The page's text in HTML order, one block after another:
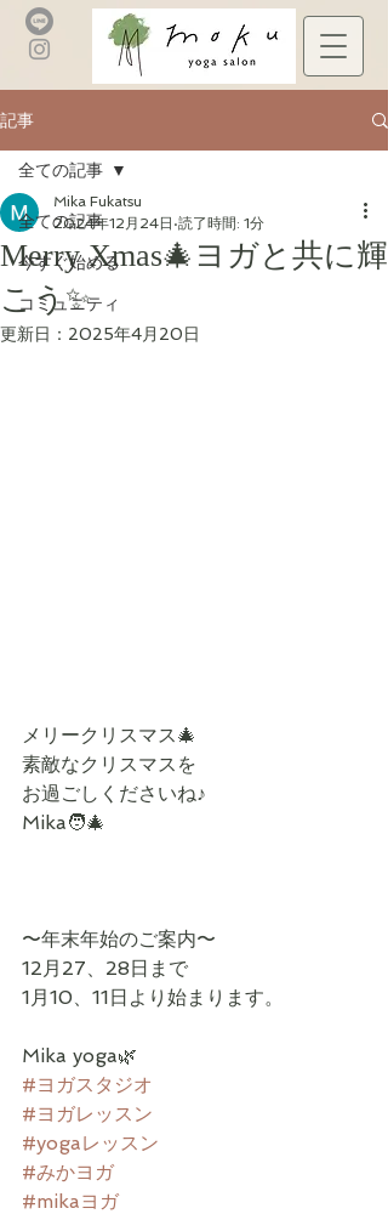
記事
全ての記事
今すぐ始める
コミュニティ
全ての記事
Merry Xmas🎄ヨガと共に輝
こう✨
Mika Fukatsu
2024年12月24日 読了時間: 1分
更新日： 2025年4月20日
メリークリスマス🎄
素敵なクリスマスを
お過ごしくださいね♪
Mika🧑‍🎄
〜年末年始のご案内〜
12月27、28日まで
1月10、11日より始まります。
Mika yoga🌿
#ヨガスタジオ
#ヨガレッスン
#yogaレッスン
#みかヨガ
#mikaヨガ